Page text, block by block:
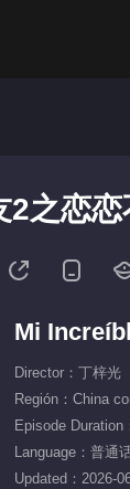
2之恋
Mi
Director：丁梓光
Región：China
Episode Duration
Language：普通
Updated：2026-